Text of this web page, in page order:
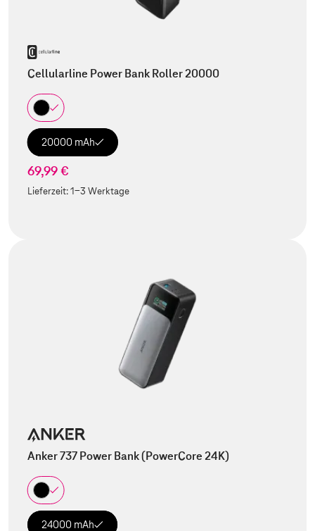
Cellularline Power Bank Roller 20000
20000 mAh
69,99 €
Lieferzeit:1-3 Werktage
Anker 737 Power Bank (PowerCore 24K)
24000 mAh